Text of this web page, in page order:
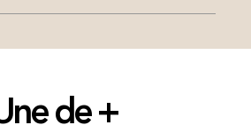
de +